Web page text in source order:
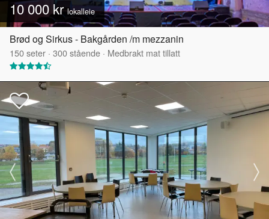
10 000 kr lokalleie
Brød og Sirkus - Bakgården /m mezzanin
150seter · 300stående · Medbrakt mat tillatt